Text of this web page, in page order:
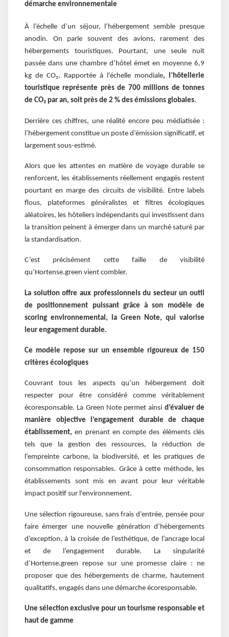
démarche environnementale
À l’échelle d’un séjour, l’hébergement semble presque
anodin. On parle souvent des avions, rarement des
hébergements touristiques. Pourtant, une seule nuit
passée dans une chambre d’hôtel émet en moyenne 6,9
kg de CO₂. Rapportée à l’échelle mondiale, l’hôtellerie
touristique représente près de 700 millions de tonnes
de CO₂ par an, soit près de 2 % des émissions globales.
Derrière ces chiffres, une réalité encore peu médiatisée :
l’hébergement constitue un poste d’émission significatif, et
largement sous-estimé.
Alors que les attentes en matière de voyage durable se
renforcent, les établissements réellement engagés restent
pourtant en marge des circuits de visibilité. Entre labels
flous, plateformes généralistes et filtres écologiques
aléatoires, les hôteliers indépendants qui investissent dans
la transition peinent à émerger dans un marché saturé par
la standardisation.
C’est précisément cette faille de visibilité
qu’Hortense.green vient combler.
La solution offre aux professionnels du secteur un outil
de positionnement puissant grâce à son modèle de
scoring environnemental, la Green Note, qui valorise
leur engagement durable.
Ce modèle repose sur un ensemble rigoureux de 150
critères écologiques
Couvrant tous les aspects qu’un hébergement doit
respecter pour être considéré comme véritablement
écoresponsable. La Green Note permet ainsi d’évaluer de
manière objective l’engagement durable de chaque
établissement, en prenant en compte des éléments clés
tels que la gestion des ressources, la réduction de
l’empreinte carbone, la biodiversité, et les pratiques de
consommation responsables. Grâce à cette méthode, les
établissements sont mis en avant pour leur véritable
impact positif sur l'environnement.
Une sélection rigoureuse, sans frais d’entrée, pensée pour
faire émerger une nouvelle génération d’hébergements
d’exception, à la croisée de l’esthétique, de l’ancrage local
et de l’engagement durable. La singularité
d’Hortense.green repose sur une promesse claire : ne
proposer que des hébergements de charme, hautement
qualitatifs, engagés dans une démarche écoresponsable.
Une sélection exclusive pour un tourisme responsable et
haut de gamme